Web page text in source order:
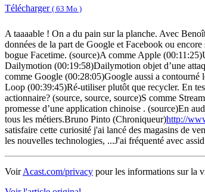
Télécharger ( 63 Mo )
A taaaable ! On a du pain sur la planche. Avec
données de la part de Google et Facebook ou
bogue Facetime. (source)A comme Apple
Dailymotion (00:19:58)Dailymotion objet d’une
comme Google (00:28:05)Google aussi a
Loop (00:39:45)Ré-utiliser plutôt que recycler. En
actionnaire? (source, source, source)S comme
promesse d’une application chinoise . (source)En
tous les métiers.Bruno Pinto (Chroniqueur)http://
satisfaire cette curiosité j'ai lancé des magasins de
les nouvelles technologies, ...J'ai fréquenté avec
VoirAcast.com/privacy pour les informations sur la